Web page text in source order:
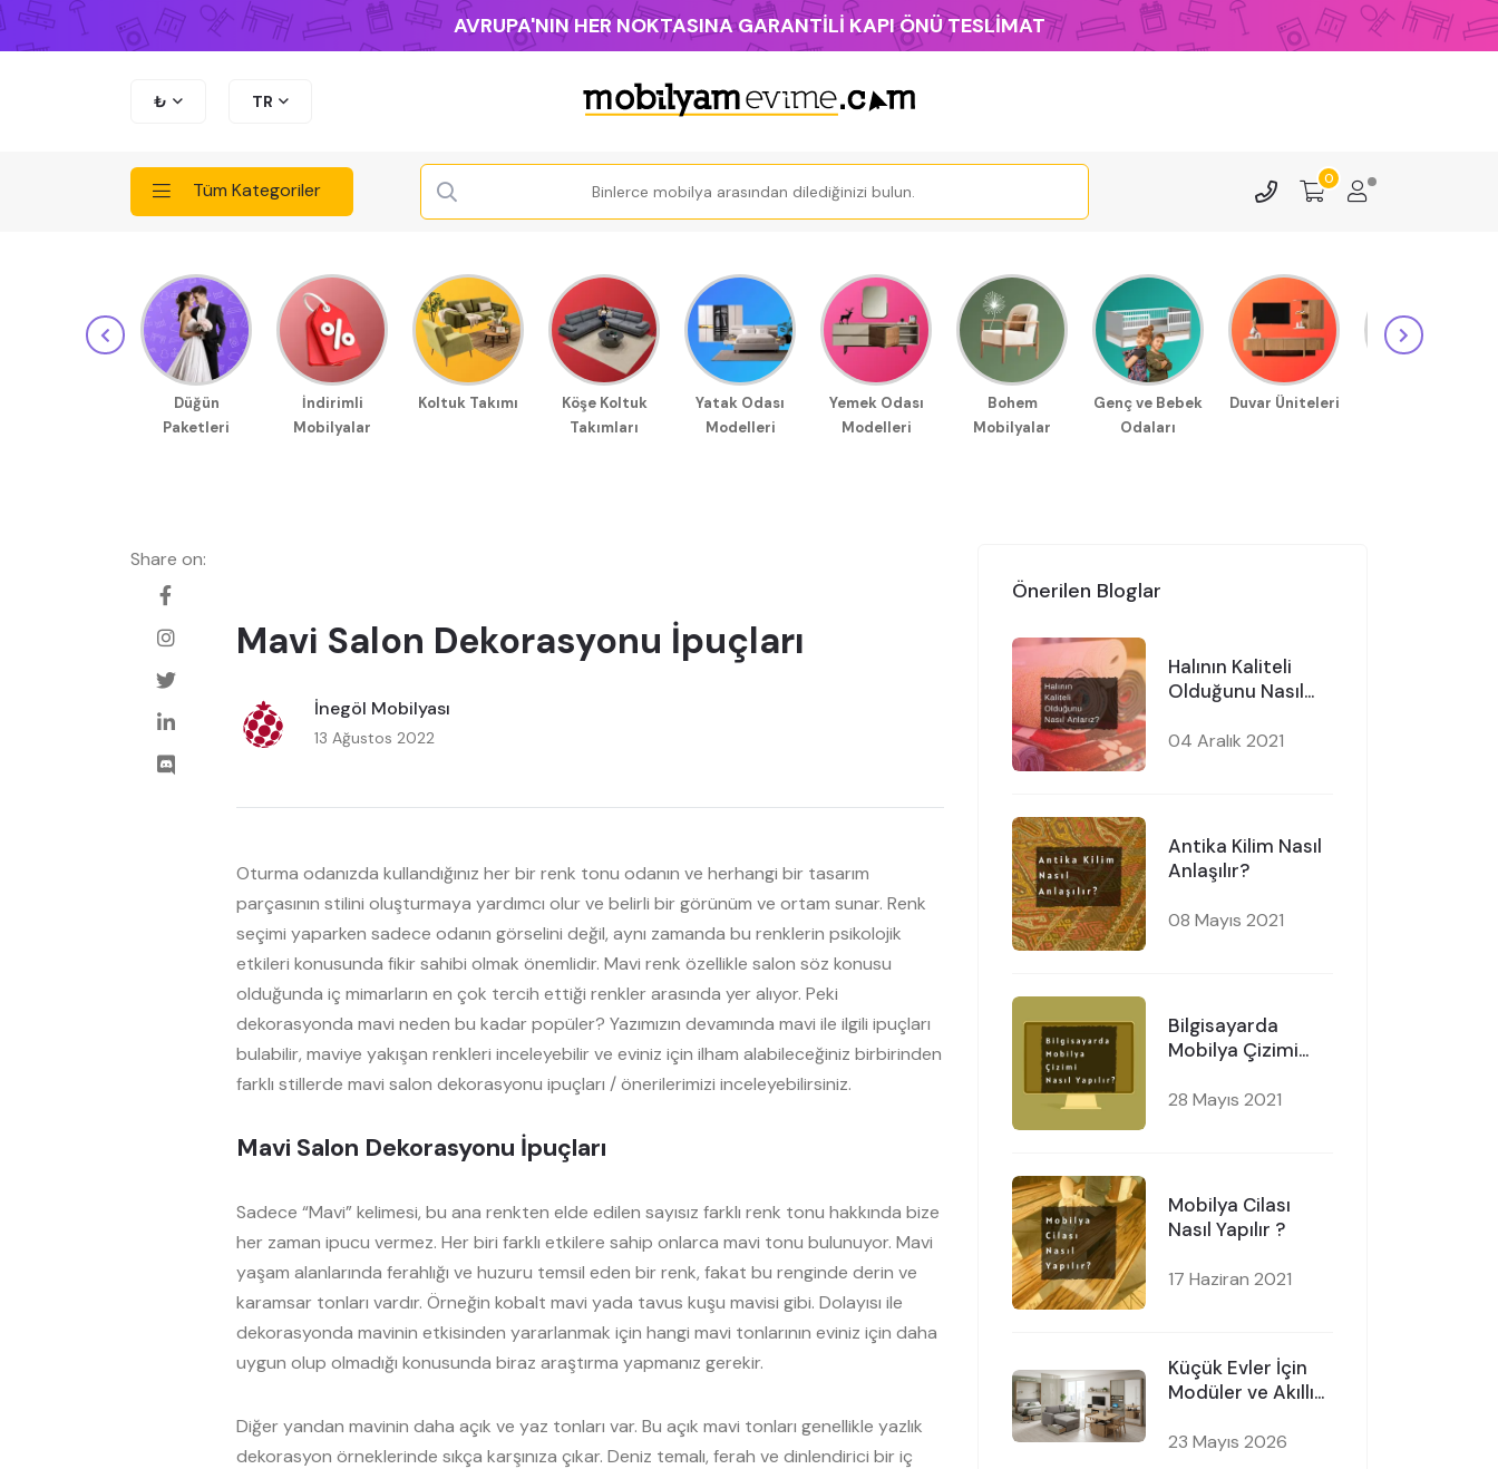
AVRUPA'NIN HER NOKTASINA GARANTİLİ KAPI ÖNÜ TESLİMAT
₺ TR
Tüm Kategoriler 0
Düğün
Paketleri
İndirimli
Mobilyalar
Koltuk Takımı
Köşe Koltuk
Takımları
Yatak Odası
Modelleri
Yemek Odası
Modelleri
Bohem
Mobilyalar
Genç ve Bebek
Odaları
Duvar Üniteleri
Share on:
Mavi Salon Dekorasyonu İpuçları
İnegöl Mobilyası
13 Ağustos 2022
Oturma odanızda kullandığınız her bir renk tonu odanın ve herhangi bir tasarım
parçasının stilini oluşturmaya yardımcı olur ve belirli bir görünüm ve ortam sunar. Renk
seçimi yaparken sadece odanın görselini değil, aynı zamanda bu renklerin psikolojik
etkileri konusunda fikir sahibi olmak önemlidir. Mavi renk özellikle salon söz konusu
olduğunda iç mimarların en çok tercih ettiği renkler arasında yer alıyor. Peki
dekorasyonda mavi neden bu kadar popüler? Yazımızın devamında mavi ile ilgili ipuçları
bulabilir, maviye yakışan renkleri inceleyebilir ve eviniz için ilham alabileceğiniz birbirinden
farklı stillerde mavi salon dekorasyonu ipuçları / önerilerimizi inceleyebilirsiniz.
Mavi Salon Dekorasyonu İpuçları
Sadece “Mavi” kelimesi, bu ana renkten elde edilen sayısız farklı renk tonu hakkında bize
her zaman ipucu vermez. Her biri farklı etkilere sahip onlarca mavi tonu bulunuyor. Mavi
yaşam alanlarında ferahlığı ve huzuru temsil eden bir renk, fakat bu renginde derin ve
karamsar tonları vardır. Örneğin kobalt mavi yada tavus kuşu mavisi gibi. Dolayısı ile
dekorasyonda mavinin etkisinden yararlanmak için hangi mavi tonlarının eviniz için daha
uygun olup olmadığı konusunda biraz araştırma yapmanız gerekir.
Diğer yandan mavinin daha açık ve yaz tonları var. Bu açık mavi tonları genellikle yazlık
dekorasyon örneklerinde sıkça karşınıza çıkar. Deniz temalı, ferah ve dinlendirici bir iç
Önerilen Bloglar
Halının Kaliteli
Olduğunu Nasıl
04 Aralık 2021
Antika Kilim Nasıl
Anlaşılır?
08 Mayıs 2021
Bilgisayarda
Mobilya Çizimi
Programları
28 Mayıs 2021
Mobilya Cilası
Nasıl Yapılır ?
17 Haziran 2021
Küçük Evler İçin
Modüler ve Akıllı
Tavsiyeleri
23 Mayıs 2026